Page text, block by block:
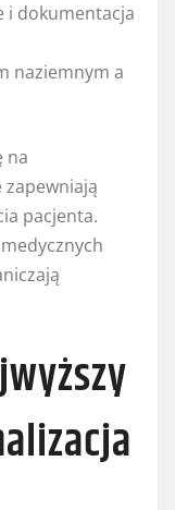
i dokumentacja
naziemnym a
na
pacjenta.